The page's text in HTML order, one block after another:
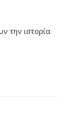
την ιστορία